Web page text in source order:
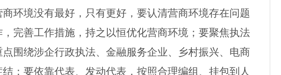
商环境没有最好，只有更好，要认清营商环境存在问题
完善工作措施，持之以恒优化营商环境；要聚焦执法
围绕涉企行政执法、金融服务企业、乡村振兴、电商
；要依靠代表、发动代表，按照合理编组、挂包到人